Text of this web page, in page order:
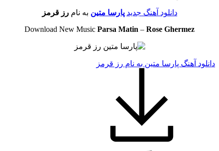
دانلود آهنگ جدید پارسا متین به نامرز قرمز
Download New Music Parsa Matin – Rose Ghermez
دانلود آهنگ پارسا متین به نام رز قرمز